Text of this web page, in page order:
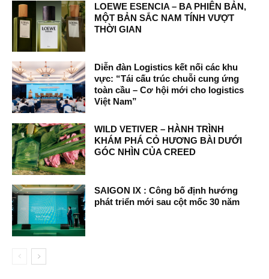
LOEWE ESENCIA – BA PHIÊN BẢN,
MỘT BẢN SẮC NAM TÍNH VƯỢT
THỜI GIAN
Diễn đàn Logistics kết nối các khu
vực: “Tái cấu trúc chuỗi cung ứng
toàn cầu – Cơ hội mới cho logistics
Việt Nam”
WILD VETIVER – HÀNH TRÌNH
KHÁM PHÁ CỎ HƯƠNG BÀI DƯỚI
GÓC NHÌN CỦA CREED
SAIGON IX : Công bố định hướng
phát triển mới sau cột mốc 30 năm